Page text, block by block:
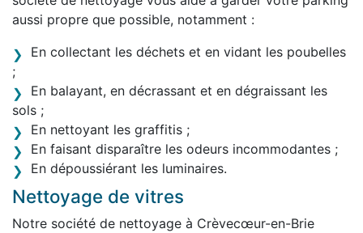
aussi propre que possible, notamment :
En collectant les déchets et en vidant les poubelles
;
En balayant, en décrassant et en dégraissant les
sols ;
En nettoyant les graffitis ;
En faisant disparaître les odeurs incommodantes ;
En dépoussiérant les luminaires.
Nettoyage de vitres
Notre société de nettoyage à Crèvecœur-en-Brie